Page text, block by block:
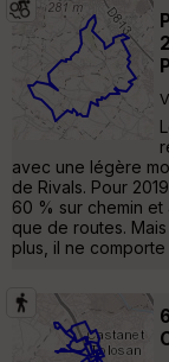
avec une légère
de Rivals. Pour
60 % sur chemin
que de routes.
plus, il ne